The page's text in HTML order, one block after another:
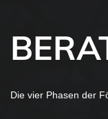
Die vier Phasen der